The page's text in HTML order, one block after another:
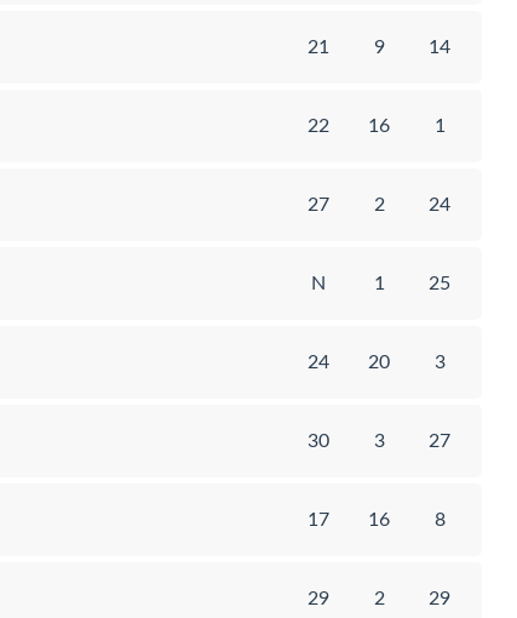
21 9 14
22 16 1
27 2 24
N 1 25
24 20 3
30 3 27
17 16 8
29 2 29